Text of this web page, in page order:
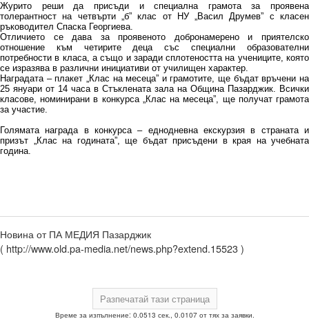
Журито реши да присъди и специална грамота за проявена
толерантност на четвърти „б” клас от НУ „Васил Друмев” с класен
ръководител Спаска Георгиева.
Отличието се дава за проявеното добронамерено и приятелско
отношение към четирите деца със специални образователни
потребности в класа, а също и заради сплотеността на учениците, която
се изразява в различни инициативи от училищен характер.
Наградата – плакет „Клас на месеца” и грамотите, ще бъдат връчени на
25 януари от 14 часа в Стъклената зала на Община Пазарджик. Всички
класове, номинирани в конкурса „Клас на месеца”, ще получат грамота
за участие.
Голямата награда в конкурса – еднодневна екскурзия в страната и
призът „Клас на годината”, ще бъдат присъдени в края на учебната
година.
Новина от ПА МЕДИЯ Пазарджик
( http://www.old.pa-media.net/news.php?extend.15523 )
Време за изпълнение: 0.0513 сек., 0.0107 от тях за заявки.